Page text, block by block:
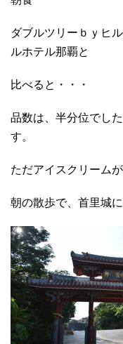
ダブルツリーｂｙヒ
ルホテル那覇と
比べると・・・
品数は、半分位でし
す。
ただアイスクリーム
朝の散歩で、首里城に